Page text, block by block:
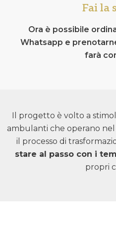
Fai la
Ora è possibile
Whatsapp e
farà
Il progetto è volto a
ambulanti che operano
il processo di
stare al passo con i
propri